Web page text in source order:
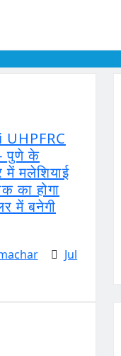
पुणे के
में मलेशियाई
का होगा
में बनेगी
Jul